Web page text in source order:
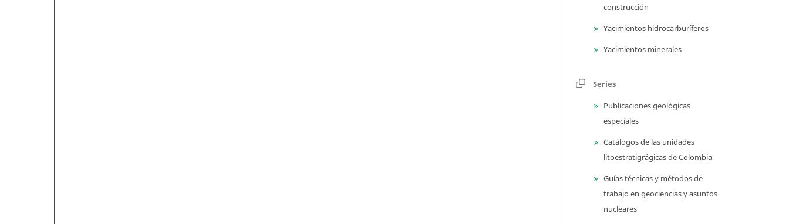
construcción
Yacimientos hidrocarburíferos
Yacimientos minerales
Series
Publicaciones geológicas
especiales
Catálogos de las unidades
litoestratigrágicas de Colombia
Guías técnicas y métodos de
trabajo en geociencias y asuntos
nucleares